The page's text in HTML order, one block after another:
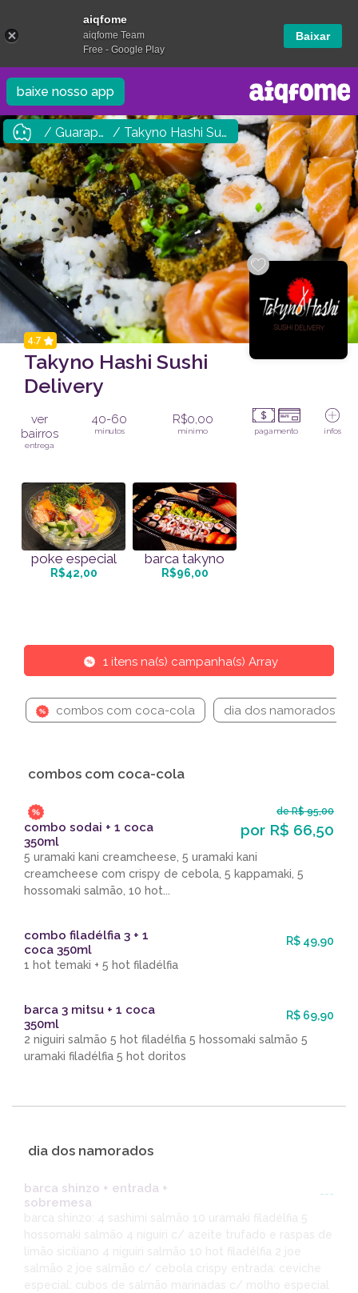
baixe nosso app
/ Guarapuava / Takyno Hashi Sushi Delivery
4.7
Takyno Hashi Sushi
Delivery
ver
bairros
entrega
40-60
minutos
R$0,00
mínimo pagamento infos
poke especial
R$42,00
barca takyno
R$96,00
1 itens na(s) campanha(s) Array
combos com coca-cola dia dos namorados
combos com coca-cola
combo sodai + 1 coca
350ml
de R$ 95,00
por R$ 66,50
5 uramaki kani creamcheese, 5 uramaki kani
creamcheese com crispy de cebola, 5 kappamaki, 5
hossomaki salmão, 10 hot...
combo filadélfia 3 + 1
coca 350ml
R$ 49,90
1 hot temaki + 5 hot filadélfia
barca 3 mitsu + 1 coca
350ml
R$ 69,90
2 niguiri salmão 5 hot filadélfia 5 hossomaki salmão 5
uramaki filadélfia 5 hot doritos
dia dos namorados
barca shinzo + entrada +
sobremesa
---
barca shinzo: 4 sashimi salmão 10 uramaki filadélfia 5
hossomaki salmão 4 niguiri c/ azeite trufado e raspas de
limão siciliano 4 niguiri salmão 10 hot filadélfia 2 joe
salmão 2 joe salmão c/ cebola crispy entrada: ceviche
especial: cubos de salmão marinadas c/ molho especial
aiqfome
aiqfome Team
Free - Google Play
Baixar